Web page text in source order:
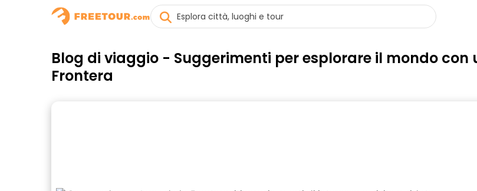
Blog di viaggio - Suggerimenti per esplorare il mondo
Frontera